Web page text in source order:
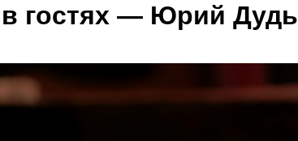
гостях — Юрий Дудь